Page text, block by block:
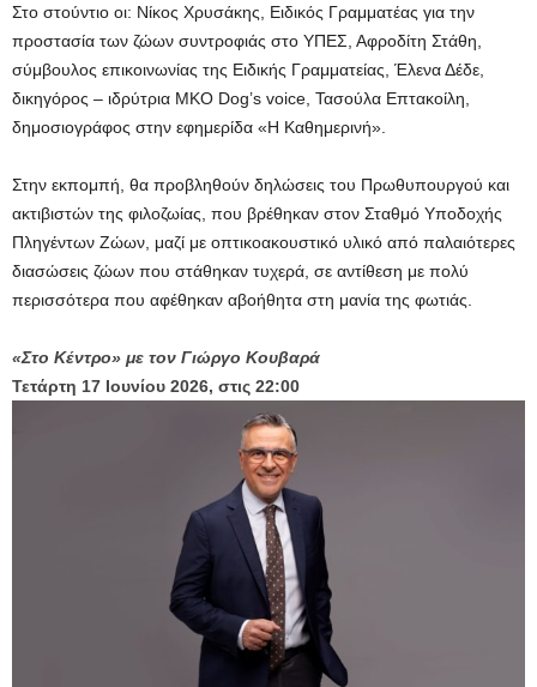
Στο στούντιο οι: Νίκος Χρυσάκης, Ειδικός Γραμματέας για την
προστασία των ζώων συντροφιάς στο ΥΠΕΣ, Αφροδίτη Στάθη,
σύμβουλος επικοινωνίας της Ειδικής Γραμματείας, Έλενα Δέδε,
δικηγόρος – ιδρύτρια ΜΚΟ Dog’s voice, Τασούλα Επτακοίλη,
δημοσιογράφος στην εφημερίδα «Η Καθημερινή».
Στην εκπομπή, θα προβληθούν δηλώσεις του Πρωθυπουργού και
ακτιβιστών της φιλοζωίας, που βρέθηκαν στον Σταθμό Υποδοχής
Πληγέντων Ζώων, μαζί με οπτικοακουστικό υλικό από παλαιότερες
διασώσεις ζώων που στάθηκαν τυχερά, σε αντίθεση με πολύ
περισσότερα που αφέθηκαν αβοήθητα στη μανία της φωτιάς.
«Στο Κέντρο» με τον Γιώργο Κουβαρά
Τετάρτη 17 Ιουνίου 2026, στις 22:00